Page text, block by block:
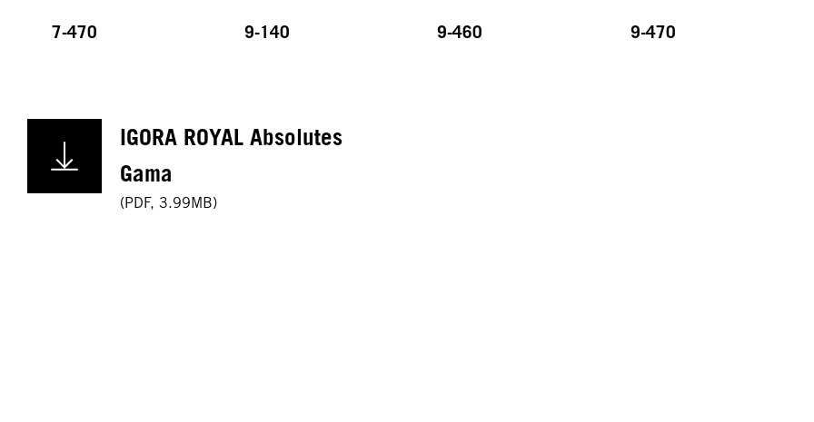
7-470 9-140 9-460 9-470
IGORA ROYAL Absolutes
Gama
(PDF, 3.99MB)